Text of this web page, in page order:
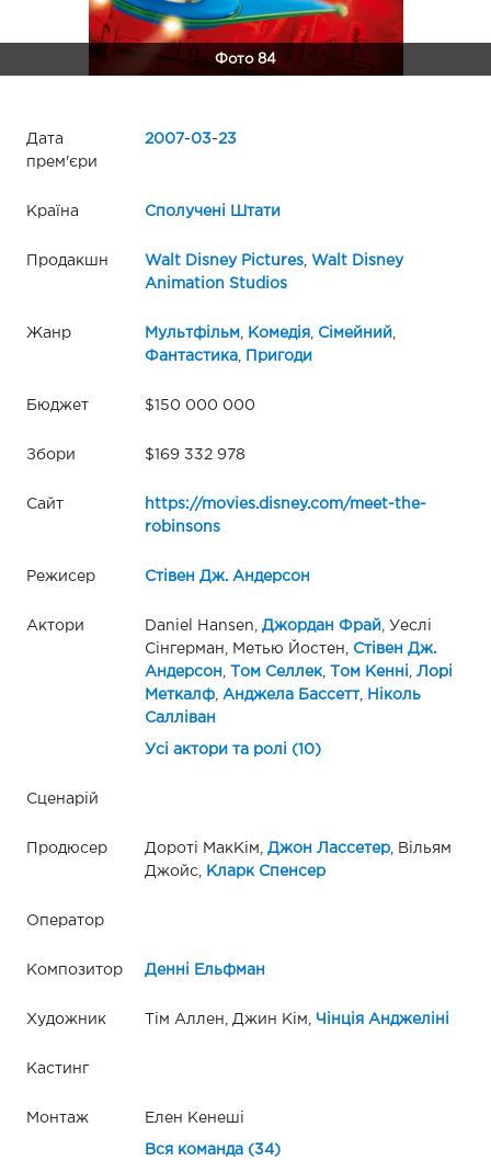
Фото 84
Дата
прем'єри
2007-03-23
Країна Сполучені Штати
Продакшн Walt Disney Pictures,
Walt Disney
Animation Studios
Жанр Мультфільм, Комедія, Сімейний
Фантастика, Пригоди
Бюджет $150 000 000
Збори $169 332 978
Сайт
https://movies.disney.com/meet-the-
robinsons
Режисер Стівен Дж. Андерсон
Актори Daniel Hansen, Джордан Фрай , Уеслі
Сінгерман, Метью Йостен,
Стівен Дж.
Андерсон
Том Селлек, Том Кенні
Лорі
Меткалф, Анджела Бассетт,
Ніколь
Салліван
Усі актори та ролі (10)
Сценарій
Продюсер Дороті МакКім, Джон Лассетер, Вільям
Джойс,
Кларк Спенсер
Оператор
Композитор Денні Ельфман
Художник Тім Аллен, Джин Кім, Чінція Анджеліні
Кастинг
Монтаж Елен Кенеші
Вся команда (34)